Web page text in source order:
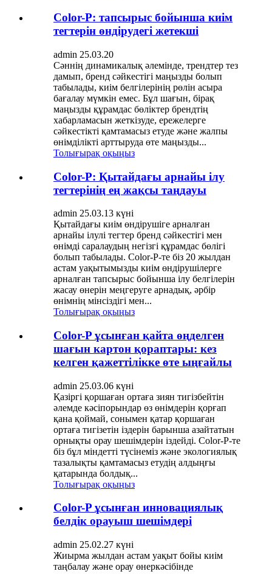
Color-P: тапсырыс бойынша киім
тегтерін өндірудегі жетекші
admin 25.03.20
Сәннің динамикалық әлемінде, трендтер тез
дамып, бренд сәйкестігі маңызды болып
табылады, киім белгілерінің рөлін асыра
бағалау мүмкін емес. Бұл шағын, бірақ
маңызды құрамдас бөліктер брендтің
хабарламасын жеткізуде, ережелерге
сәйкестікті қамтамасыз етуде және жалпы
өнімділікті арттыруда өте маңызды...
Толығырақ оқыңыз
Color-P: Қытайдағы арнайы ілу
тегтерінің ең жақсы таңдауы
admin 25.03.13 күні
Қытайдағы киім өндірушіге арналған
арнайы ілулі тегтер бренд сәйкестігі мен
өнімді саралаудың негізгі құрамдас бөлігі
болып табылады. Color-P-те біз 20 жылдан
астам уақытымызды киім өндірушілерге
арналған тапсырыс бойынша ілу белгілерін
жасау өнерін меңгеруге арнадық, әрбір
өнімнің мінсіздігі мен...
Толығырақ оқыңыз
Color-P ұсынған қайта өңделген
шағын картон қораптары: кез
келген қажеттілікке өте ыңғайлы
admin 25.03.06 күні
Қазіргі қоршаған ортаға зиян тигізбейтін
әлемде кәсіпорындар өз өнімдерін қорғап
қана қоймай, сонымен қатар қоршаған
ортаға тигізетін іздерін барынша азайтатын
орнықты орау шешімдерін іздейді. Color-P-те
біз бұл міндетті түсінеміз және экологиялық
тазалықты қамтамасыз етудің алдыңғы
қатарында болдық...
Толығырақ оқыңыз
Color-P ұсынған инновациялық
белдік орауыш шешімдері
admin 25.02.27 күні
Жиырма жылдан астам уақыт бойы киім
таңбалау және орау өнеркәсібінде